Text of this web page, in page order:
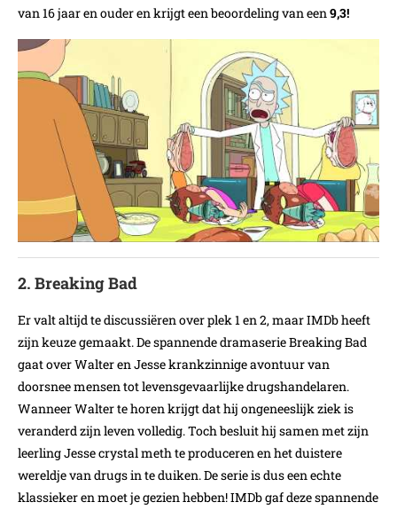
van 16 jaar en ouder en krijgt een beoordeling van een 9,3!
2. Breaking Bad
Er valt altijd te discussiëren over plek 1 en 2, maar IMDb heeft
zijn keuze gemaakt. De spannende dramaserie Breaking Bad
gaat over Walter en Jesse krankzinnige avontuur van
doorsnee mensen tot levensgevaarlijke drugshandelaren.
Wanneer Walter te horen krijgt dat hij ongeneeslijk ziek is
veranderd zijn leven volledig. Toch besluit hij samen met zijn
leerling Jesse crystal meth te produceren en het duistere
wereldje van drugs in te duiken. De serie is dus een echte
klassieker en moet je gezien hebben! IMDb gaf deze spannende